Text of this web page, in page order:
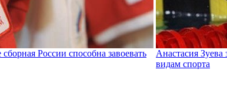
России способна завоевать
Анастасия
видам спорта